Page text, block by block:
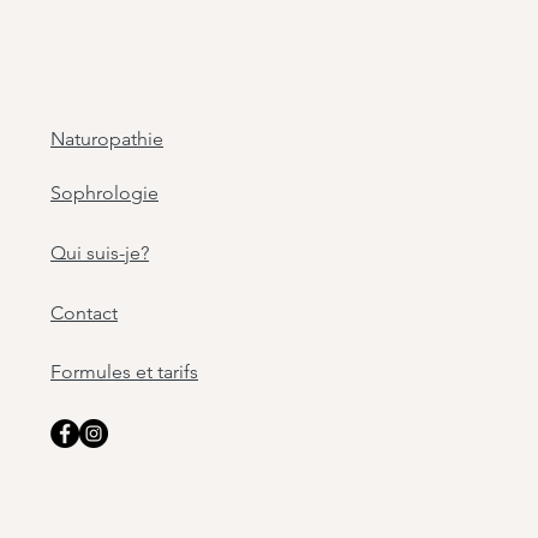
Naturopathie
Sophrologie
Qui suis-je?
Contact
Formules et tarifs